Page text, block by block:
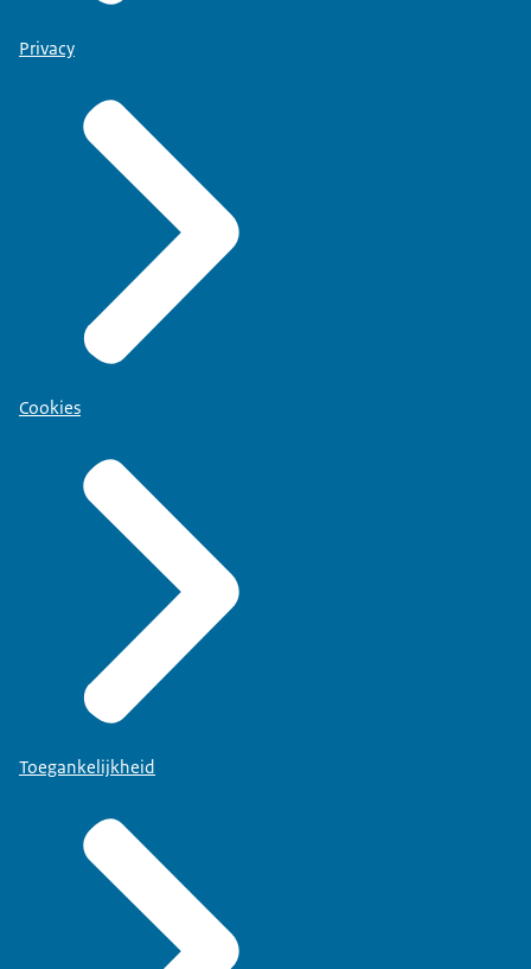
Privacy
Cookies
Toegankelijkheid